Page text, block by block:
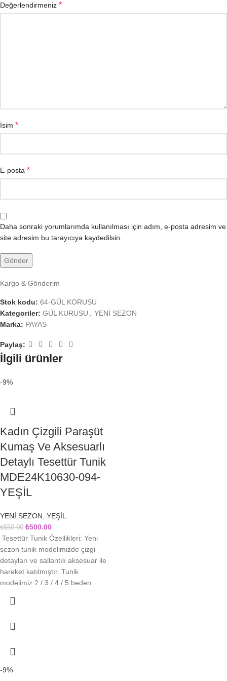
Değerlendirmeniz *
İsim *
E-posta *
Daha sonraki yorumlarımda kullanılması için adım, e-posta adresim ve
site adresim bu tarayıcıya kaydedilsin.
Kargo & Gönderim
Stok kodu: 64-GÜL KORUSU
Kategoriler: GÜL KURUSU , YENİ SEZON
Marka: PAYAS
Paylaş:
İlgili ürünler
-9%
Kadın Çizgili Paraşüt
Kumaş Ve Aksesuarlı
Detaylı Tesettür Tunik
MDE24K10630-094-
YEŞİL
YENİ SEZON, YEŞİL
₺550.00 ₺500.00
Tesettür Tunik Özellikleri: Yeni
sezon tunik modelimizde çizgi
detayları ve sallantılı aksesuar ile
hareket katılmıştır. Tunik
modelimiz 2 / 3 / 4 / 5 beden
-9%